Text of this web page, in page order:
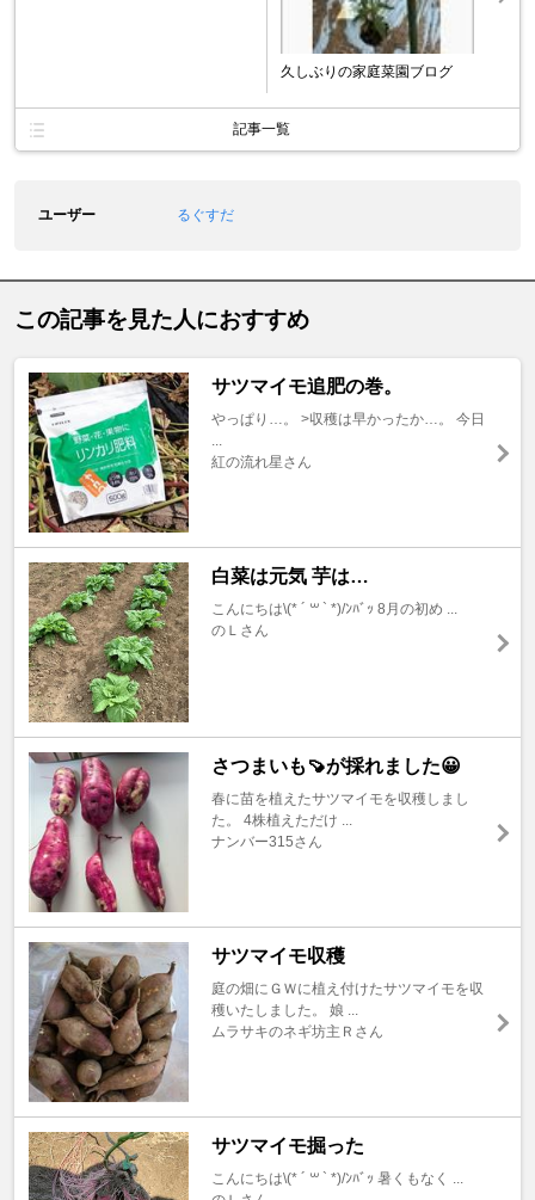
久しぶりの家庭菜園ブログ
記事一覧
ユーザー るぐすだ
この記事を見た人におすすめ
サツマイモ追肥の巻。
やっぱり…。 >収穫は早かったか…。 今日
...
紅の流れ星さん
白菜は元気 芋は…
こんにちは\(* ´ ꒳ ` *)/ﾝﾊﾞｯ 8月の初め ...
のＬさん
さつまいも🍠が採れました😀
春に苗を植えたサツマイモを収穫しまし
た。 4株植えただけ ...
ナンバー315さん
サツマイモ収穫
庭の畑にＧＷに植え付けたサツマイモを収
穫いたしました。 娘 ...
ムラサキのネギ坊主Ｒさん
サツマイモ掘った
こんにちは\(* ´ ꒳ ` *)/ﾝﾊﾞｯ 暑くもなく ...